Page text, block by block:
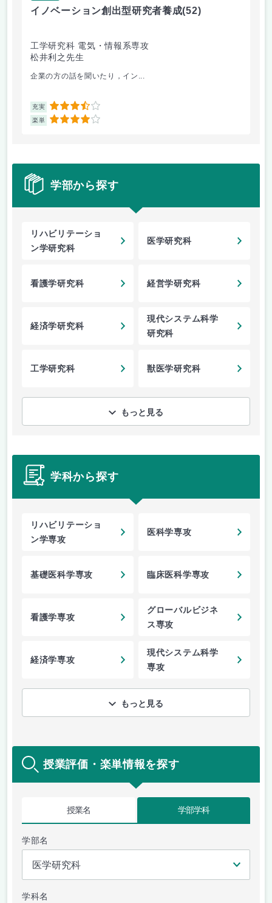
イノベーション創出型研究者養成(52)
工学研究科 電気・情報系専攻
松井利之先生
企業の方の話を聞いたり，イン...
充実 3.5
楽単 4
学部から探す
リハビリテーショ
ン学研究科
医学研究科
看護学研究科 経営学研究科
経済学研究科
現代システム科学
研究科
工学研究科 獣医学研究科
もっと見る
学科から探す
リハビリテーショ
ン学専攻
医科学専攻
基礎医科学専攻 臨床医科学専攻
看護学専攻
グローバルビジネ
ス専攻
経済学専攻
現代システム科学
専攻
もっと見る
授業評価・楽単情報を探す
授業名 学部学科
学部名
学科名